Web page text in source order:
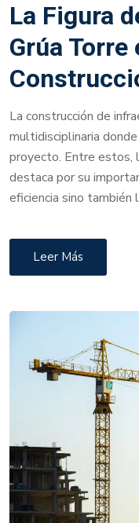
La Figura
Grúa Torre
La construcción de
multidisciplinaria
proyecto. Entre estos,
destaca por su
eficiencia sino también
Leer Más